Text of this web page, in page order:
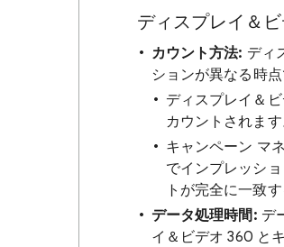
ディスプレイ＆
カウント方法: ディ
ションが異なる時
ディスプレイ＆
カウントされます
キャンペーン マ
でインプレッシ
トが完全に一致
データ処理時間: デ
イ＆ビデオ 360 と